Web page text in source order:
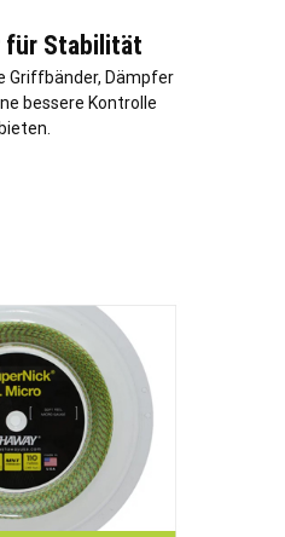
für Stabilität
Griffbänder, Dämpfer
bessere Kontrolle